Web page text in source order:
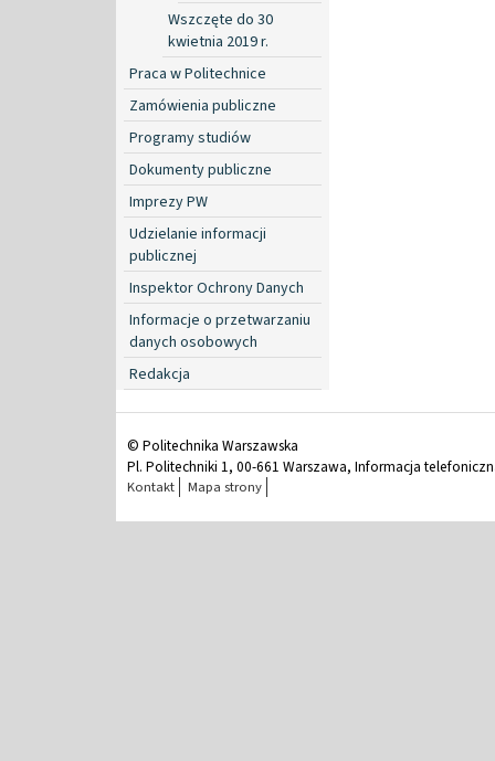
Wszczęte do 30
kwietnia 2019 r.
Praca w Politechnice
Zamówienia publiczne
Programy studiów
Dokumenty publiczne
Imprezy PW
Udzielanie informacji
publicznej
Inspektor Ochrony Danych
Informacje o przetwarzaniu
danych osobowych
Redakcja
© Politechnika Warszawska
Pl. Politechniki 1, 00-661 Warszawa, Informacja
Kontakt Mapa strony